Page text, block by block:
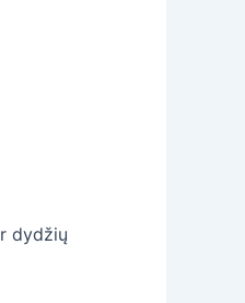
dydžių